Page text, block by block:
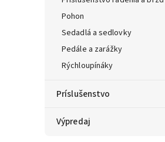
Pohon
Sedadlá a sedlovky
Pedále a zarážky
Rýchloupínáky
Príslušenstvo
Výpredaj